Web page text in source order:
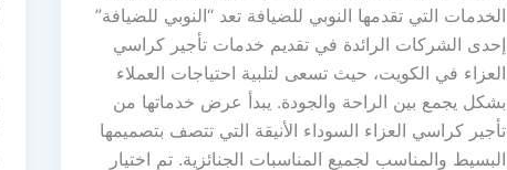
الخدمات التي تقدمها النوبي للضيافة تعد “النوبي للضيافة”
إحدى الشركات الرائدة في تقديم خدمات تأجير كراسي
العزاء في الكويت، حيث تسعى لتلبية احتياجات العملاء
بشكل يجمع بين الراحة والجودة. يبدأ عرض خدماتها من
تأجير كراسي العزاء السوداء الأنيقة التي تتصف بتصميمها
البسيط والمناسب لجميع المناسبات الجنائزية. تم اختيار